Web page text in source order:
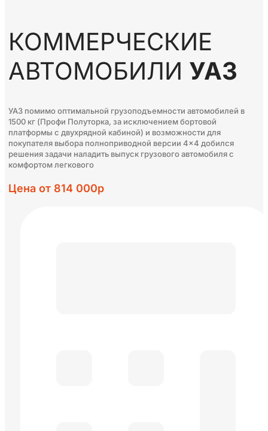
КОММЕРЧЕСКИЕ
АВТОМОБИЛИ УАЗ
УАЗ помимо оптимальной грузоподъемности автомобилей в
1500 кг (Профи Полуторка, за исключением бортовой
платформы с двухрядной кабиной) и возможности для
покупателя выбора полноприводной версии 4×4 добился
решения задачи наладить выпуск грузового автомобиля с
комфортом легкового
Цена от 814 000р